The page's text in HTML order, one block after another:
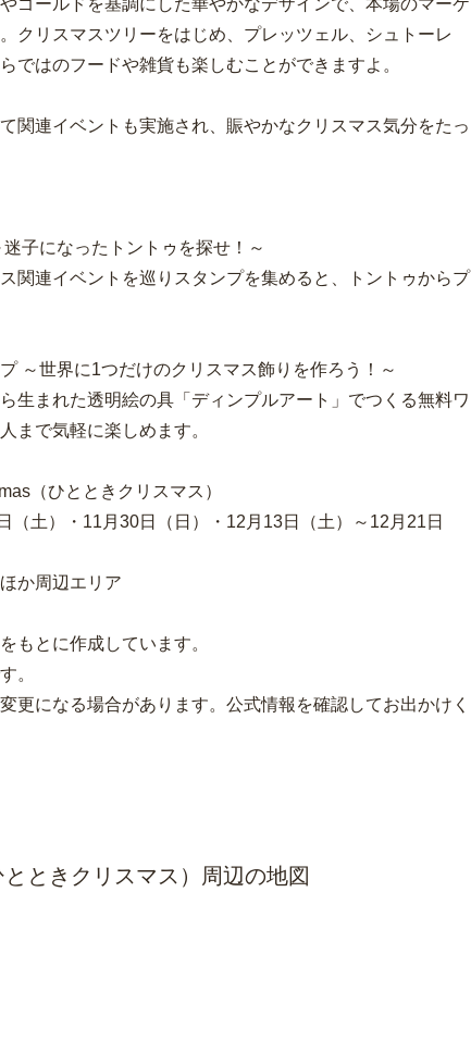
ゴールドを基調にした華やかなデザインで、本場のマーケ
クリスマスツリーをはじめ、プレッツェル、シュトーレ
ではのフードや雑貨も楽しむことができますよ。
関連イベントも実施され、賑やかなクリスマス気分をたっ
子になったトントゥを探せ！～
関連イベントを巡りスタンプを集めると、トントゥからプ
～世界に1つだけのクリスマス飾りを作ろう！～
生まれた透明絵の具「ディンプルアート」でつくる無料ワ
まで気軽に楽しめます。
（ひとときクリスマス）
（土）・11月30日（日）・12月13日（土）～12月21日
か周辺エリア
もとに作成しています。
。
更になる場合があります。公式情報を確認してお出かけく
ときクリスマス）周辺の地図